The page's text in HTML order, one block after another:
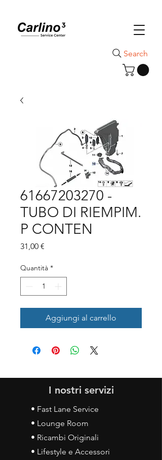
Search
61667203270 -
TUBO DI RIEMPIM.
P CONTEN
31,00 €
Quantità *
Aggiungi al carrello
I nostri servizi
• Fast Lane Service
• Lounge Room
• Ricambi Originali
• Lifestyle e Accessori